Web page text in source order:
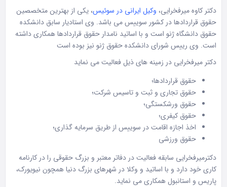
دکتر کاوه میرفخرایی، وکیل ایرانی در سوئیس، یکی از بهترین متخصصین
حقوق قراردادها در کشور سوییس می باشد. وی استادیار سابق دانشکده
حقوق دانشگاه ژنو است و با اساتید نامدار حقوق قراردادها همکاری داشته
است. وی رییس شورای دانشکده حقوق ژنو نیز بوده است
دکتر میرفخرایی در زمینه های ذیل فعالیت می نماید
حقوق قراردادها؛
حقوق تجاری و ثبت و تاسیس شرکت؛
حقوق ورشکستگی؛
حقوق کیفری؛
اخذ اجازه اقامت در سوییس از طریق سرمایه گذاری؛
حقوق ورزشی
دکترمیرفخرایی سابقه فعالیت در دفاتر معتبر و بزرگ حقوقی را در کارنامه
کاری خود دارد و با اساتید و وکلا در شهرهای بزرگ دنیا همچون نیویورک،
پاریس و استانبول همکاری می نماید.